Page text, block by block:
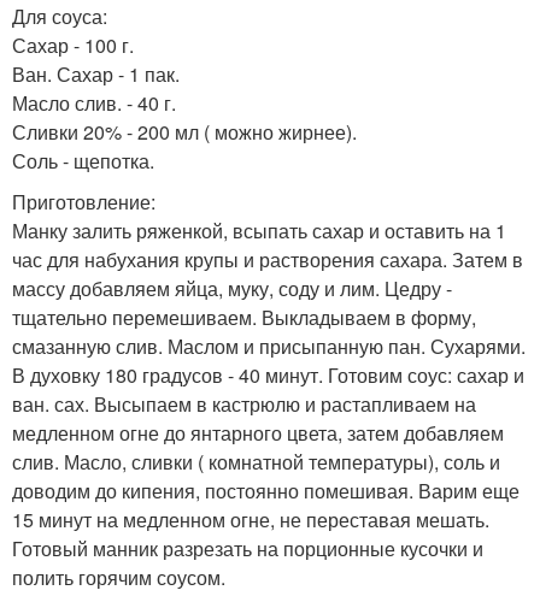
Для соуса:
Сахар - 100 г.
Ван. Сахар - 1 пак.
Масло слив. - 40 г.
Сливки 20% - 200 мл ( можно жирнее).
Соль - щепотка.
Приготовление:
Манку залить ряженкой, всыпать сахар и оставить на 1
час для набухания крупы и растворения сахара. Затем в
массу добавляем яйца, муку, соду и лим. Цедру -
тщательно перемешиваем. Выкладываем в форму,
смазанную слив. Маслом и присыпанную пан. Сухарями.
В духовку 180 градусов - 40 минут. Готовим соус: сахар и
ван. сах. Высыпаем в кастрюлю и растапливаем на
медленном огне до янтарного цвета, затем добавляем
слив. Масло, сливки ( комнатной температуры), соль и
доводим до кипения, постоянно помешивая. Варим еще
15 минут на медленном огне, не переставая мешать.
Готовый манник разрезать на порционные кусочки и
полить горячим соусом.